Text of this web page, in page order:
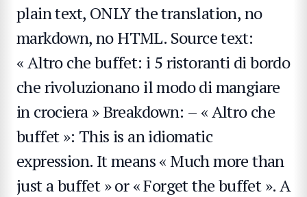
plain text, ONLY the translation, no
markdown, no HTML. Source text:
« Altro che buffet: i 5 ristoranti di bordo
che rivoluzionano il modo di mangiare
in crociera » Breakdown: – « Altro che
buffet »: This is an idiomatic
expression. It means « Much more than
just a buffet » or « Forget the buffet ». A